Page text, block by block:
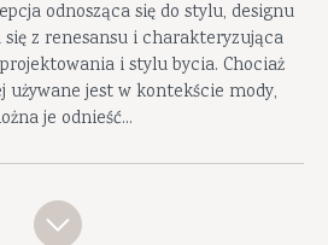
odnosząca się do stylu, designu
z renesansu i charakteryzująca
i stylu bycia. Chociaż
używane jest w kontekście mody,
je odnieść...